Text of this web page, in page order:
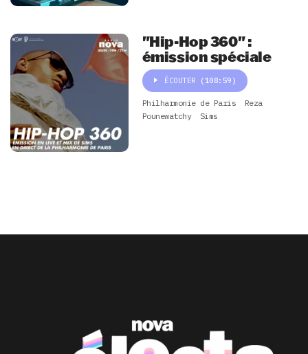
"Hip-Hop 360" :
émission spéciale
ÉCOUTER (108:59)
Philharmonie de Paris
Reza
Pounewatchy
Sims